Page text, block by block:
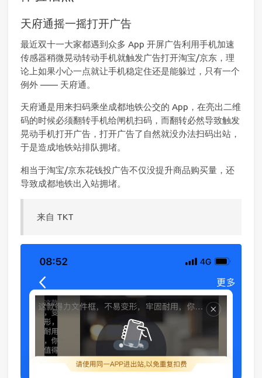
天府通摇一摇打开广告
最近双十一大家都遇到众多 App 开屏广告利用手机加速
传感器稍微晃动转动手机就触发广告打开淘宝/京东，理
论上如果小心一点就让手机稳定住还是能躲过，只有一个
例外 —— 天府通。
天府通是用来扫码乘坐成都地铁公交的 App，在亮出二维
码的时候必须翻转手机给闸机扫码，而翻转必然导致触发
晃动手机打开广告，打开广告了自然就没办法扫码出站，
于是造成地铁站排队拥堵。
相当于淘宝/京东花钱投广告不仅没提升商品购买量，还
导致成都地铁出入站拥堵。
来自 TKT